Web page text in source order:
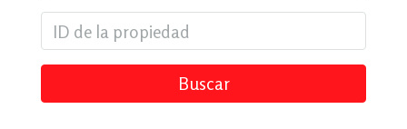
Buscar